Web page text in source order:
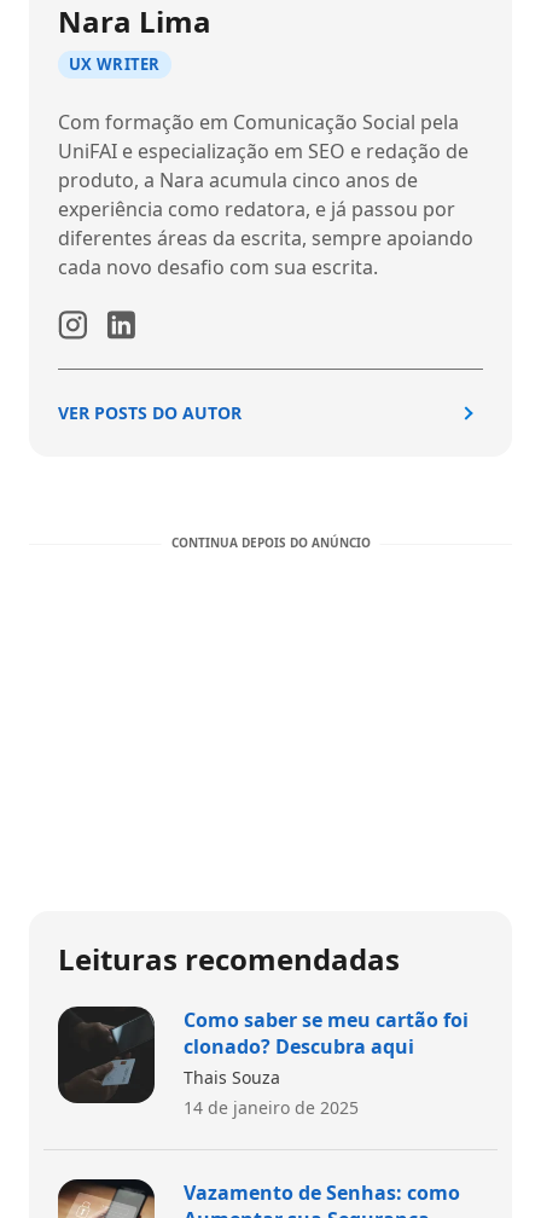
Nara Lima
UX WRITER
Com formação em Comunicação Social pela
UniFAI e especialização em SEO e redação de
produto, a Nara acumula cinco anos de
experiência como redatora, e já passou por
diferentes áreas da escrita, sempre apoiando
cada novo desafio com sua escrita.
VER POSTS DO AUTOR
Leituras recomendadas
Como saber se meu cartão foi
clonado? Descubra aqui
Thais Souza
14 de janeiro de 2025
Vazamento de Senhas: como